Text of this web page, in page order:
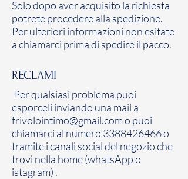
Solo dopo aver acquisito la richiesta
potrete procedere alla spedizione.
Per ulteriori informazioni non esitate
a chiamarci prima di spedire il pacco.
RECLAMI
Per qualsiasi problema puoi
esporceli inviando una mail a
frivolointimo@gmail.como puoi
chiamarci al numero 3388426466o
tramite i canali social del negozio che
trovi nella home (whatsApp o
istagram) .